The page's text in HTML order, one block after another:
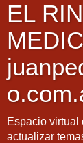
EL
Espacio virtual
actualizar